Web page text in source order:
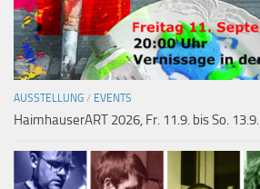
AUSSTELLUNG / EVENTS
HaimhauserART 2026, Fr. 11.9. bis So. 13.9.